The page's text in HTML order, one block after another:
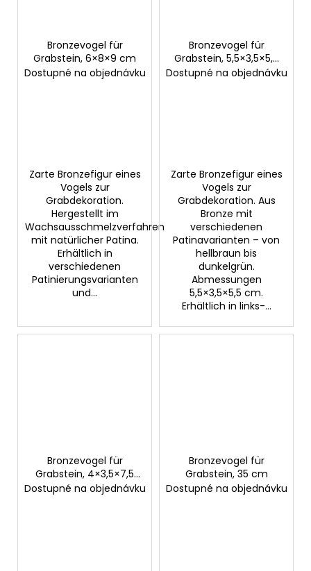
Bronzevogel für
Grabstein, 6×8×9 cm
Dostupné na objednávku
Zarte Bronzefigur eines
Vogels zur
Grabdekoration.
Hergestellt im
Wachsausschmelzverfahren
mit natürlicher Patina.
Erhältlich in
verschiedenen
Patinierungsvarianten
und...
Bronzevogel für
Grabstein, 5,5×3,5×5,5
cm
Dostupné na objednávku
Zarte Bronzefigur eines
Vogels zur
Grabdekoration. Aus
Bronze mit
verschiedenen
Patinavarianten – von
hellbraun bis
dunkelgrün.
Abmessungen
5,5×3,5×5,5 cm.
Erhältlich in links-...
Bronzevogel für
Grabstein, 4×3,5×7,5
cm
Dostupné na objednávku
Bronzevogel für
Grabstein, 35 cm
Dostupné na objednávku